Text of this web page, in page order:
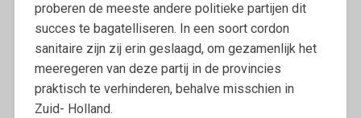
proberen de meeste andere politieke partijen dit
succes te bagatelliseren. In een soort cordon
sanitaire zijn zij erin geslaagd, om gezamenlijk het
meeregeren van deze partij in de provincies
praktisch te verhinderen, behalve misschien in
Zuid- Holland.